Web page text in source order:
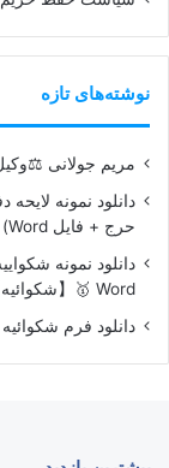
نوشته‌های تازه
مریم جولانی
دانلود نمونه
حرج + فایل Word)
دانلود نمونه
Word 🥇【شکوائیه】
دانلود فرم